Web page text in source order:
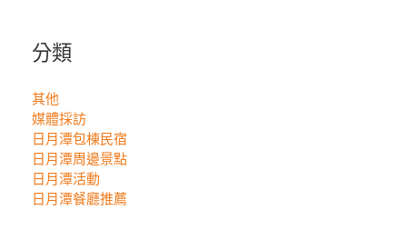
分類
其他
媒體採訪
日月潭包棟民宿
日月潭周邊景點
日月潭活動
日月潭餐廳推薦